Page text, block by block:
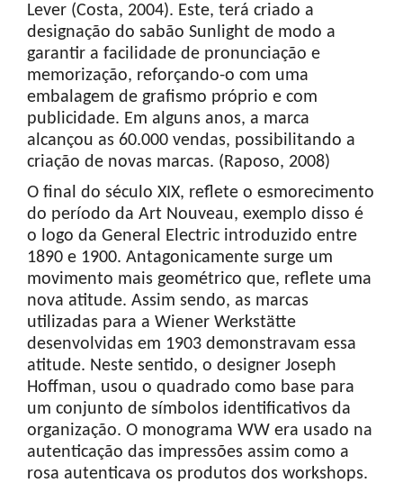
Lever (Costa, 2004). Este, terá criado a
designação do sabão Sunlight de modo a
garantir a facilidade de pronunciação e
memorização, reforçando-o com uma
embalagem de grafismo próprio e com
publicidade. Em alguns anos, a marca
alcançou as 60.000 vendas, possibilitando a
criação de novas marcas. (Raposo, 2008)
O final do século XIX, reflete o esmorecimento
do período da Art Nouveau, exemplo disso é
o logo da General Electric introduzido entre
1890 e 1900. Antagonicamente surge um
movimento mais geométrico que, reflete uma
nova atitude. Assim sendo, as marcas
utilizadas para a Wiener Werkstätte
desenvolvidas em 1903 demonstravam essa
atitude. Neste sentido, o designer Joseph
Hoffman, usou o quadrado como base para
um conjunto de símbolos identificativos da
organização. O monograma WW era usado na
autenticação das impressões assim como a
rosa autenticava os produtos dos workshops.